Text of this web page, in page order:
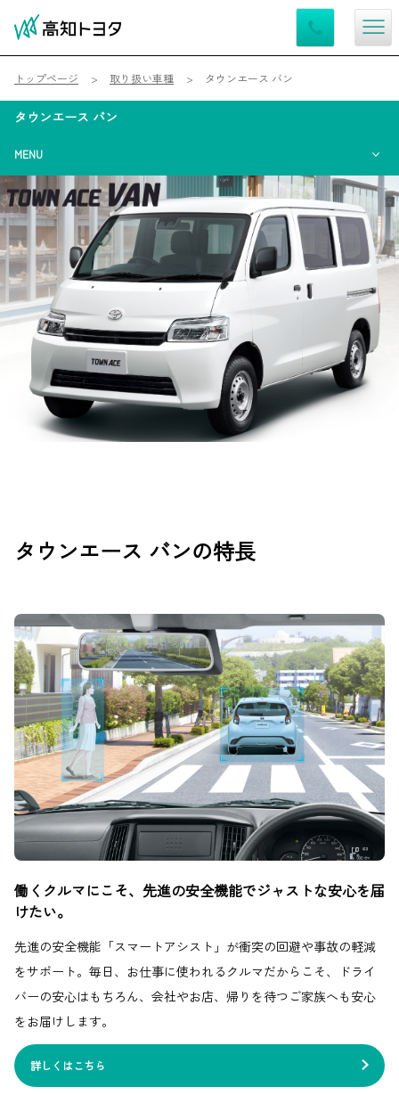
トップページ 取り扱い車種 タウンエース バン
タウンエース バン
MENU
タウンエース バンの特長
働くクルマにこそ、先進の安全機能でジャストな安心を届
けたい。
先進の安全機能「スマートアシスト」が衝突の回避や事故の軽減
をサポート。毎日、お仕事に使われるクルマだからこそ、ドライ
バーの安心はもちろん、会社やお店、帰りを待つご家族へも安心
をお届けします。
詳しくはこちら